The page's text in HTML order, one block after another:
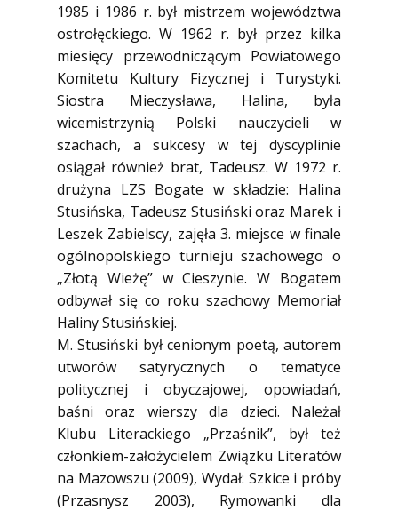
1985 i 1986 r. był mistrzem województwa
ostrołęckiego. W 1962 r. był przez kilka
miesięcy przewodniczącym Powiatowego
Komitetu Kultury Fizycznej i Turystyki.
Siostra Mieczysława, Halina, była
wicemistrzynią Polski nauczycieli w
szachach, a sukcesy w tej dyscyplinie
osiągał również brat, Tadeusz. W 1972 r.
drużyna LZS Bogate w składzie: Halina
Stusińska, Tadeusz Stusiński oraz Marek i
Leszek Zabielscy, zajęła 3. miejsce w finale
ogólnopolskiego turnieju szachowego o
„Złotą Wieżę” w Cieszynie. W Bogatem
odbywał się co roku szachowy Memoriał
Haliny Stusińskiej.
M. Stusiński był cenionym poetą, autorem
utworów satyrycznych o tematyce
politycznej i obyczajowej, opowiadań,
baśni oraz wierszy dla dzieci. Należał
Klubu Literackiego „Przaśnik”, był też
członkiem-założycielem Związku Literatów
na Mazowszu (2009), Wydał: Szkice i próby
(Przasnysz 2003), Rymowanki dla